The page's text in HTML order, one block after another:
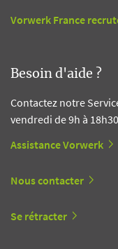
Vorwerk France
Besoin d'aide ?
Contactez notre
vendredi de 9h à
Assistance Vorwerk
Nous contacter
Se rétracter